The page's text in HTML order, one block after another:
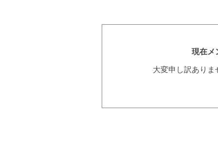
現在メ
大変申し訳あり